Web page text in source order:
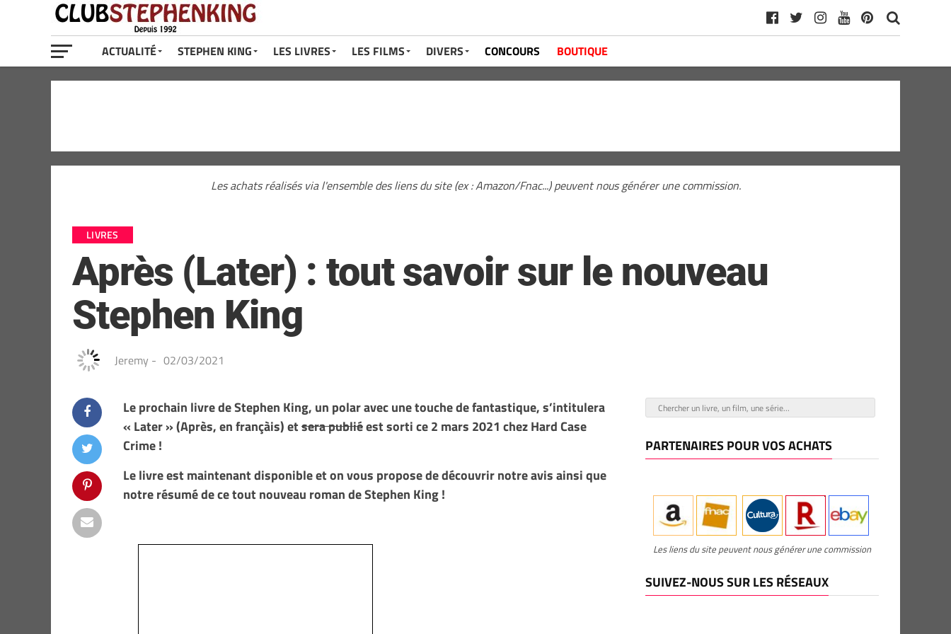
ACTUALITÉ STEPHEN KING LES LIVRES LES FILMS DIVERS CONCOURS BOUTIQUE
Les achats réalisés via l'ensemble des liens du site (ex : Amazon/Fnac...) peuvent nous générer une commission.
LIVRES
Après (Later) : tout savoir sur le nouveau
Stephen King
Jeremy - 02/03/2021
Le prochain livre de Stephen King, un polar avec une touche de fantastique, s’intitulera
« Later » (Après, en françàis) etsera publiéest sorti ce 2 mars 2021 chez Hard Case
Crime !
Le livre est maintenant disponible et on vous propose de découvrir notre avis ainsi que
notre résumé de ce tout nouveau roman de Stephen King !
PARTENAIRES POUR VOS ACHATS
Les liens du site peuvent nous générer une commission
SUIVEZ-NOUS SUR LES RÉSEAUX